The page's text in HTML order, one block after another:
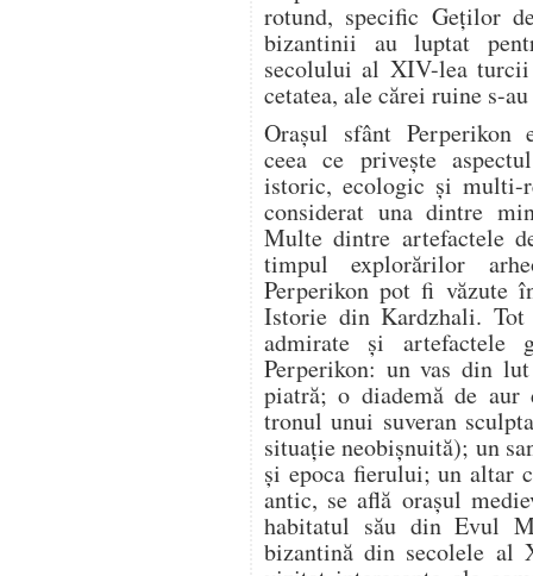
rotund, specific Geților
bizantinii au luptat
secolului al XIV-lea
cetatea, ale cărei ruine s-
Orașul sfânt Perperikon
ceea ce privește
istoric, ecologic și multi-
considerat una dintre
Multe dintre artefactele
timpul explorărilor
Perperikon pot fi văzute
Istorie din Kardzhali.
admirate și artefactele
Perperikon: un vas din
piatră; o diademă de
tronul unui suveran
situație neobișnuită); un
și epoca fierului; un altar
antic, se află orașul
habitatul său din Evul
bizantină din secolele